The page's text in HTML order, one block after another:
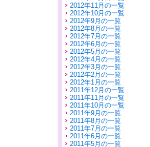
2012年11月の一覧
2012年10月の一覧
2012年9月の一覧
2012年8月の一覧
2012年7月の一覧
2012年6月の一覧
2012年5月の一覧
2012年4月の一覧
2012年3月の一覧
2012年2月の一覧
2012年1月の一覧
2011年12月の一覧
2011年11月の一覧
2011年10月の一覧
2011年9月の一覧
2011年8月の一覧
2011年7月の一覧
2011年6月の一覧
2011年5月の一覧